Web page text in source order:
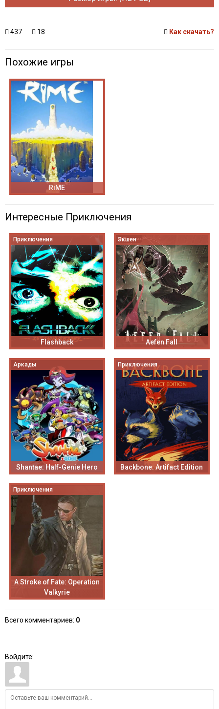
437 18 Как скачать?
Похожие игры
RiME
Интересные Приключения
Приключения
Flashback
Экшен
Aefen Fall
Аркады
Shantae: Half-Genie Hero
Приключения
Backbone: Artifact Edition
Приключения
A Stroke of Fate: Operation
Valkyrie
Всего комментариев: 0
Войдите: